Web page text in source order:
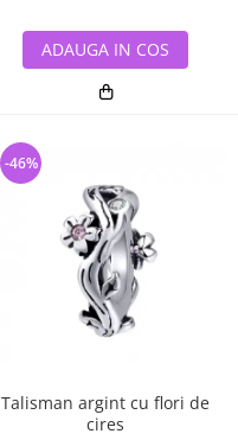
ADAUGA IN COS
Talisman argint cu flori de
cires
-46%